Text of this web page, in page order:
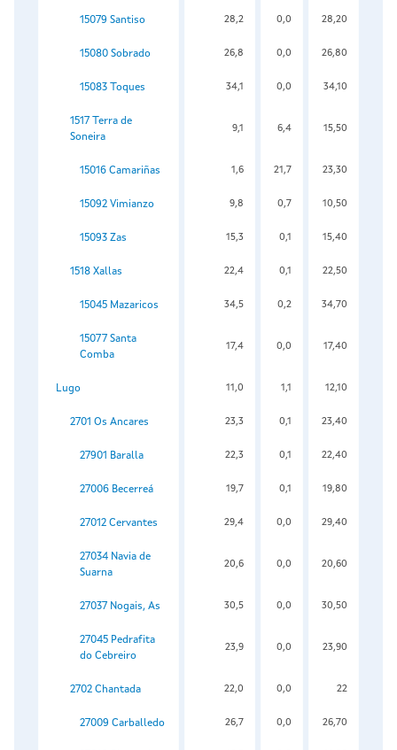
15079 Santiso 28,2 0,0 28,20
15080 Sobrado 26,8 0,0 26,80
15083 Toques 34,1 0,0 34,10
1517 Terra de
Soneira
9,1 6,4 15,50
15016 Camariñas 1,6 21,7 23,30
15092 Vimianzo 9,8 0,7 10,50
15093 Zas 15,3 0,1 15,40
1518 Xallas 22,4 0,1 22,50
15045 Mazaricos 34,5 0,2 34,70
15077 Santa
Comba
17,4 0,0 17,40
Lugo 11,0 1,1 12,10
2701 Os Ancares 23,3 0,1 23,40
27901 Baralla 22,3 0,1 22,40
27006 Becerreá 19,7 0,1 19,80
27012 Cervantes 29,4 0,0 29,40
27034 Navia de
Suarna
20,6 0,0 20,60
27037 Nogais, As 30,5 0,0 30,50
27045 Pedrafita
do Cebreiro
23,9 0,0 23,90
2702 Chantada 22,0 0,0 22
27009 Carballedo 26,7 0,0 26,70